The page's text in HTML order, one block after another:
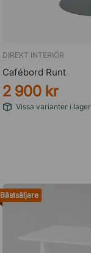
DIREKT INTERIÖR
Cafébord Runt
2 900 kr
Vissa varianter i lager
Bästsäljare